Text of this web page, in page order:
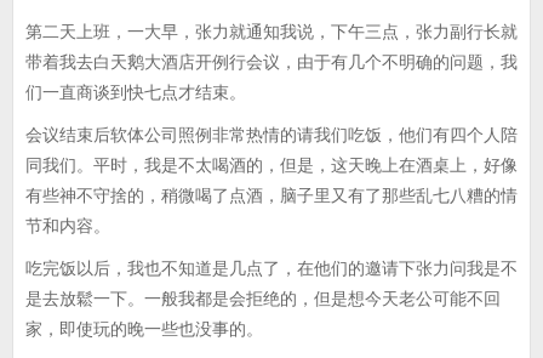
第二天上班，一大早，张力就通知我说，下午三点，张力副行长就
带着我去白天鹅大酒店开例行会议，由于有几个不明确的问题，我
们一直商谈到快七点才结束。
会议结束后软体公司照例非常热情的请我们吃饭，他们有四个人陪
同我们。平时，我是不太喝酒的，但是，这天晚上在酒桌上，好像
有些神不守捨的，稍微喝了点酒，脑子里又有了那些乱七八糟的情
节和内容。
吃完饭以后，我也不知道是几点了，在他们的邀请下张力问我是不
是去放鬆一下。一般我都是会拒绝的，但是想今天老公可能不回
家，即使玩的晚一些也没事的。